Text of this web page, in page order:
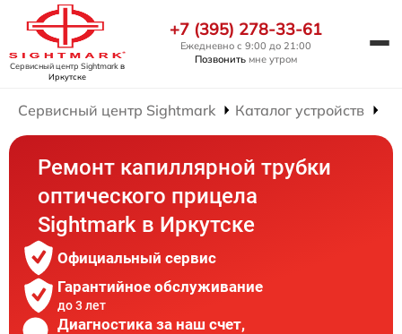
Сервисный центр Sightmarkв
Иркутске
+7 (395) 278-33-61
Ежедневно с 9:00 до 21:00
Позвонить мне утром
Сервисный центр Sightmark Каталог устройств
Ремонт капиллярной трубки
оптического прицела
Sightmark в Иркутске
Официальный сервис
Гарантийное обслуживание
до 3 лет
Диагностика за наш счет,